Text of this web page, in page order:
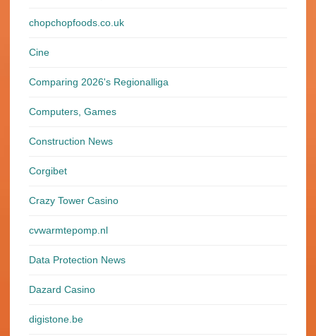
chopchopfoods.co.uk
Cine
Comparing 2026's Regionalliga
Computers, Games
Construction News
Corgibet
Crazy Tower Сasino
cvwarmtepomp.nl
Data Protection News
Dazard Casino
digistone.be